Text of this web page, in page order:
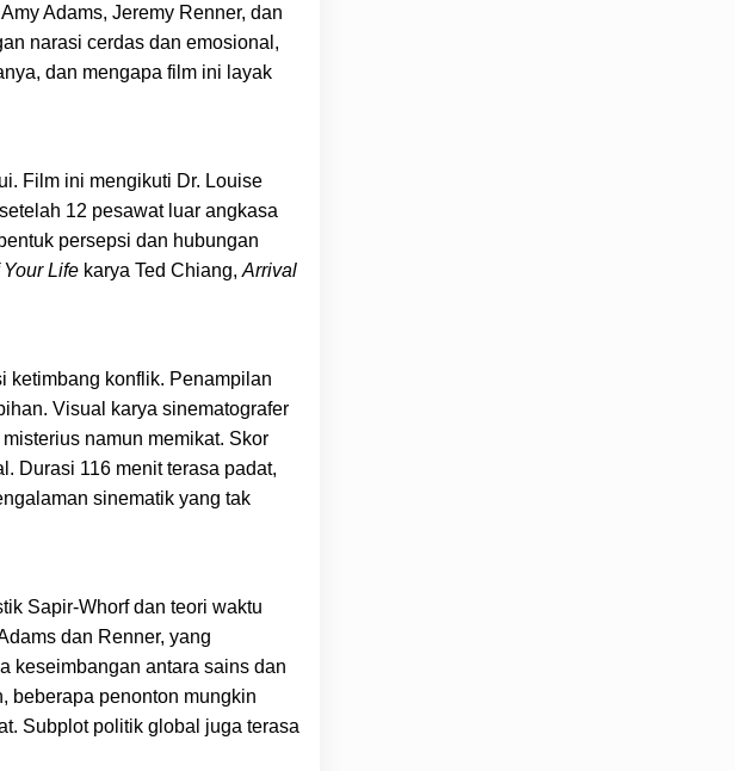
Adams, Jeremy Renner, dan
narasi cerdas dan emosional,
dan mengapa film ini layak
Film ini mengikuti Dr. Louise
12 pesawat luar angkasa
persepsi dan hubungan
Life karya Ted Chiang, Arrival
ketimbang konflik. Penampilan
Visual karya sinematografer
namun memikat. Skor
Durasi 116 menit terasa padat,
sinematik yang tak
Sapir-Whorf dan teori waktu
dan Renner, yang
keseimbangan antara sains dan
beberapa penonton mungkin
Subplot politik global juga terasa